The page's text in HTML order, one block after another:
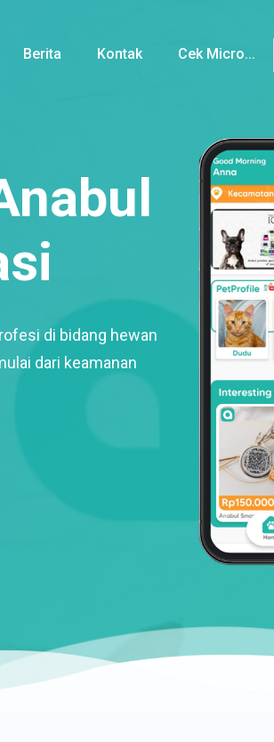
Berita Kontak Cek Micro...
di bidang hewan
dari keamanan